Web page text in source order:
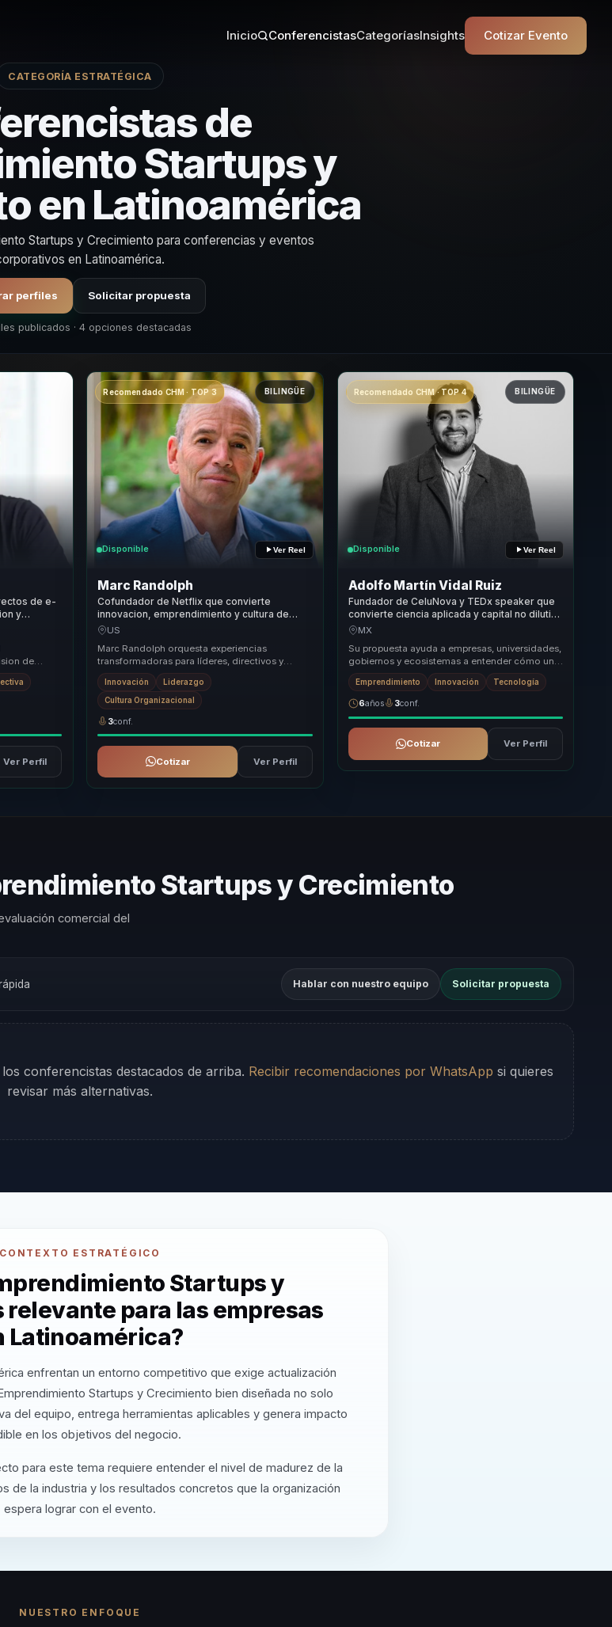
Inicio ConferencistasCategoríasInsights Cotizar Evento
CATEGORÍA ESTRATÉGICA
de
Startups y
en Latinoamérica
Startups y Crecimiento para conferencias y eventos
en Latinoamérica.
perfiles Solicitar propuesta
publicados · 4 opciones destacadas
de e-
y
de
de ser una
Ver Perfil
Recomendado CHM · TOP 3 BILINGÜE
Disponible Ver Reel
Marc Randolph
Cofundador de Netflix que convierte
innovacion, emprendimiento y cultura de
prueba en decisiones mas audaces para
US
Marc Randolph orquesta experiencias
transformadoras para líderes, directivos y
responsables de equipos, ayudándoles a dejar
atrás equipos...
Innovación Liderazgo
Cultura Organizacional
3conf.
Cotizar Ver Perfil
Recomendado CHM · TOP 4 BILINGÜE
Disponible Ver Reel
Adolfo Martín Vidal Ruiz
Fundador de CeluNova y TEDx speaker que
convierte ciencia aplicada y capital no dilutivo
en crecimiento real para empresas.
MX
Su propuesta ayuda a empresas, universidades,
gobiernos y ecosistemas a entender cómo una
investigación puede convertirse en
oportunidad ...
Emprendimiento Innovación Tecnología
6años 3conf.
Cotizar Ver Perfil
Startups y Crecimiento
comercial del
Hablar con nuestro equipo Solicitar propuesta
conferencistas destacados de arriba. Recibir recomendaciones por WhatsApp si quieres
revisar más alternativas.
CONTEXTO ESTRATÉGICO
Startups y
relevante para las empresas
Latinoamérica?
enfrentan un entorno competitivo que exige actualización
Startups y Crecimiento bien diseñada no solo
del equipo, entrega herramientas aplicables y genera impacto
en los objetivos del negocio.
para este tema requiere entender el nivel de madurez de la
de la industria y los resultados concretos que la organización
espera lograr con el evento.
NUESTRO ENFOQUE